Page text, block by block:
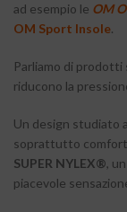
ad esempio le OM
OM Sport Insole.
Parliamo di
riducono la
Un design studiato
soprattutto comfort
SUPER NYLEX®,
piacevole